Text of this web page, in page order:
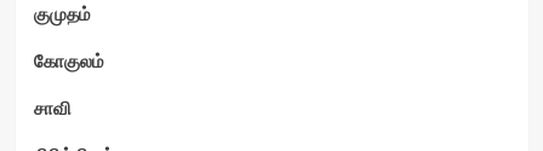
குமுதம்
கோகுலம்
சாவி